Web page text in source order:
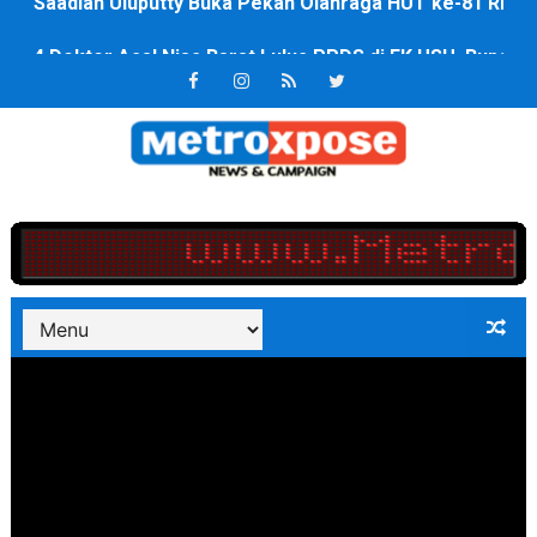
OKU Timur Jalin Komunikasi ke semua Stackholder
DPRD Kota Bekasi Minta Penanganan Pencemaran
Jelang HUT RI ke 81Turnamen Olah Anak Muda Kota
Bobby Nasution Fokus Infrastruktur Daerah saat
Dukcapil SBB Layani Perubahan Akta Lama Menjadi